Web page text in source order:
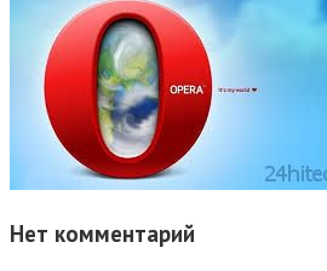
Нет комментарий